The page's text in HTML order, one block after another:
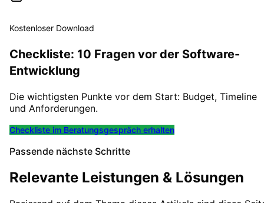
Kostenloser Download
Checkliste: 10 Fragen vor der Software-
Entwicklung
Die wichtigsten Punkte vor dem Start: Budget, Timeline
und Anforderungen.
Checkliste im Beratungsgespräch erhalten
Passende nächste Schritte
Relevante Leistungen & Lösungen